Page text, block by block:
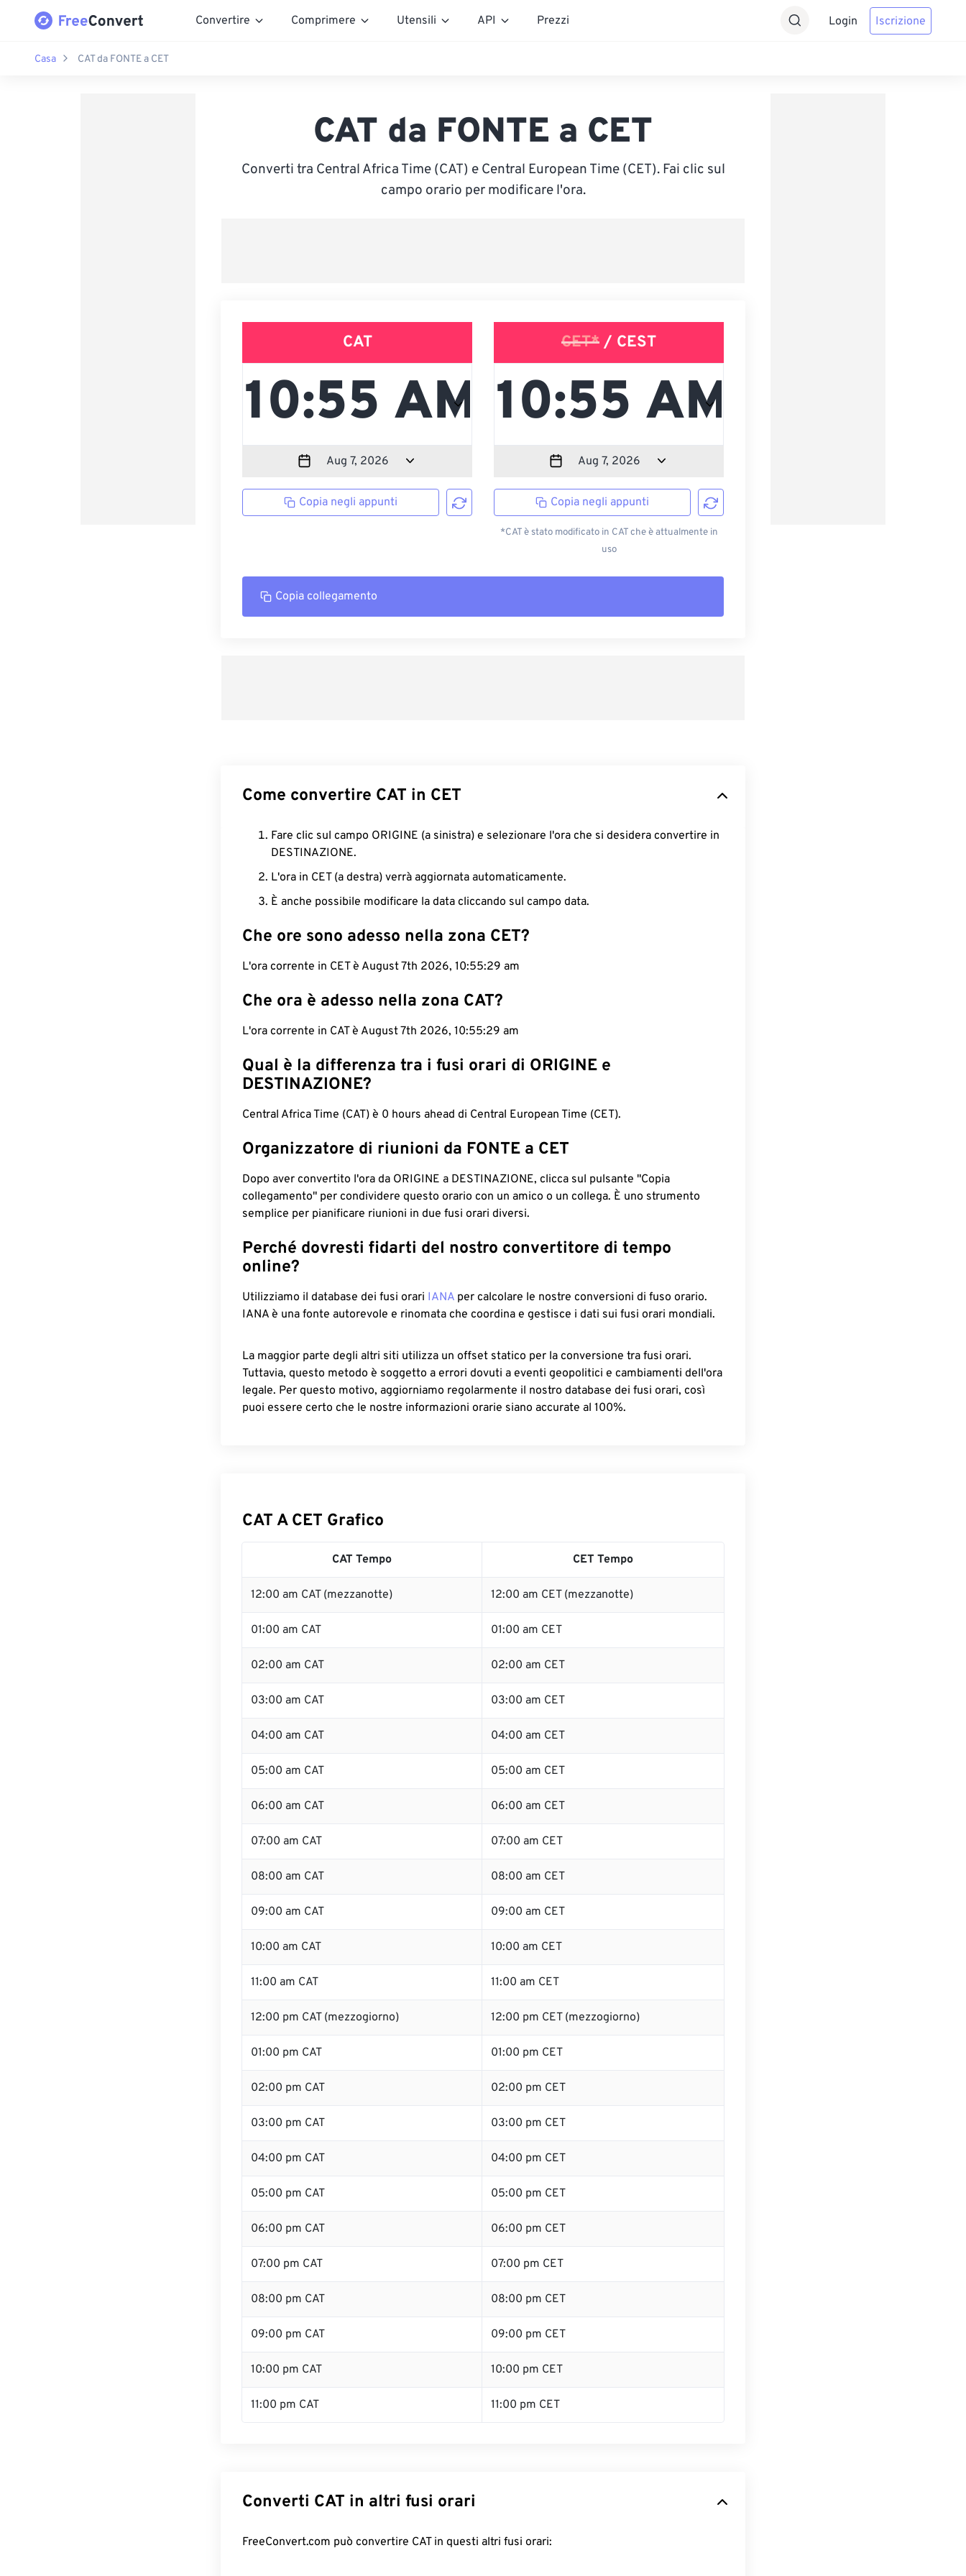
Convertire Comprimere Utensili API Prezzi Login Iscrizione
Casa CAT da FONTE a CET
CAT da FONTE a CET
Converti tra Central Africa Time (CAT) e Central European Time (CET). Fai clic sul
campo orario per modificare l'ora.
CAT
Copia negli appunti
CET* / CEST
Copia negli appunti
*CAT è stato modificato in CAT che è attualmente in
uso
Copia collegamento
Come convertire CAT in CET
Fare clic sul campo ORIGINE (a sinistra) e selezionare l'ora che si desidera convertire in
DESTINAZIONE.
L'ora in CET (a destra) verrà aggiornata automaticamente.
È anche possibile modificare la data cliccando sul campo data.
Che ore sono adesso nella zona CET?
L'ora corrente in CET è August 7th 2026, 10:55:30 am
Che ora è adesso nella zona CAT?
L'ora corrente in CAT è August 7th 2026, 10:55:30 am
Qual è la differenza tra i fusi orari di ORIGINE e
DESTINAZIONE?
Central Africa Time (CAT) è 0 hours ahead di Central European Time (CET).
Organizzatore di riunioni da FONTE a CET
Dopo aver convertito l'ora da ORIGINE a DESTINAZIONE, clicca sul pulsante "Copia
collegamento" per condividere questo orario con un amico o un collega. È uno strumento
semplice per pianificare riunioni in due fusi orari diversi.
Perché dovresti fidarti del nostro convertitore di tempo
online?
Utilizziamo il database dei fusi orari IANA per calcolare le nostre conversioni di fuso orario.
IANA è una fonte autorevole e rinomata che coordina e gestisce i dati sui fusi orari mondiali.
La maggior parte degli altri siti utilizza un offset statico per la conversione tra fusi orari.
Tuttavia, questo metodo è soggetto a errori dovuti a eventi geopolitici e cambiamenti dell'ora
legale. Per questo motivo, aggiorniamo regolarmente il nostro database dei fusi orari, così
puoi essere certo che le nostre informazioni orarie siano accurate al 100%.
CAT A CET Grafico
CAT Tempo CET Tempo
12:00 am CAT (mezzanotte) 12:00 am CET (mezzanotte)
01:00 am CAT 01:00 am CET
02:00 am CAT 02:00 am CET
03:00 am CAT 03:00 am CET
04:00 am CAT 04:00 am CET
05:00 am CAT 05:00 am CET
06:00 am CAT 06:00 am CET
07:00 am CAT 07:00 am CET
08:00 am CAT 08:00 am CET
09:00 am CAT 09:00 am CET
10:00 am CAT 10:00 am CET
11:00 am CAT 11:00 am CET
12:00 pm CAT (mezzogiorno) 12:00 pm CET (mezzogiorno)
01:00 pm CAT 01:00 pm CET
02:00 pm CAT 02:00 pm CET
03:00 pm CAT 03:00 pm CET
04:00 pm CAT 04:00 pm CET
05:00 pm CAT 05:00 pm CET
06:00 pm CAT 06:00 pm CET
07:00 pm CAT 07:00 pm CET
08:00 pm CAT 08:00 pm CET
09:00 pm CAT 09:00 pm CET
10:00 pm CAT 10:00 pm CET
11:00 pm CAT 11:00 pm CET
Converti CAT in altri fusi orari
FreeConvert.com può convertire CAT in questi altri fusi orari: